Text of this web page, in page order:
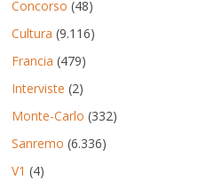
Concorso (48)
Cultura (9.116)
Francia (479)
Interviste (2)
Monte-Carlo (332)
Sanremo (6.336)
V1 (4)